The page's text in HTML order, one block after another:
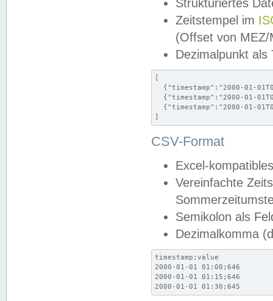
Strukturiertes
Zeitstempel im
(Offset von MEZ/
Dezimalpunkt als
[
{"timestamp":"2000-01-
{"timestamp":"2000-01-
{"timestamp":"2000-01-
]
CSV-Format
Excel-
Vereinfachte
Semikolon als
Dezimalkomma
timestamp;value
2000-01-01 01:00;646
2000-01-01 01:15;646
2000-01-01 01:30;645